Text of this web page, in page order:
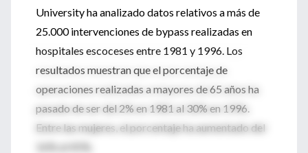
University ha analizado datos relativos a más de
25.000 intervenciones de bypass realizadas en
hospitales escoceses entre 1981 y 1996. Los
resultados muestran que el porcentaje de
operaciones realizadas a mayores de 65 años ha
pasado de ser del 2% en 1981 al 30% en 1996.
Entre las mujeres, el porcentaje ha aumentado del
16% al 45%.